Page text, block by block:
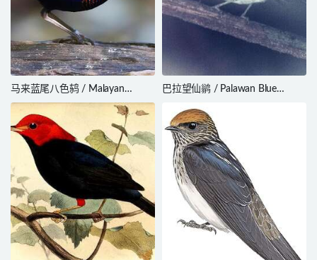
马来蓝尾八色鸫 / Malayan
Banded Pitta / Hydrornis irena
巴拉望仙鹟 / Palawan Blue